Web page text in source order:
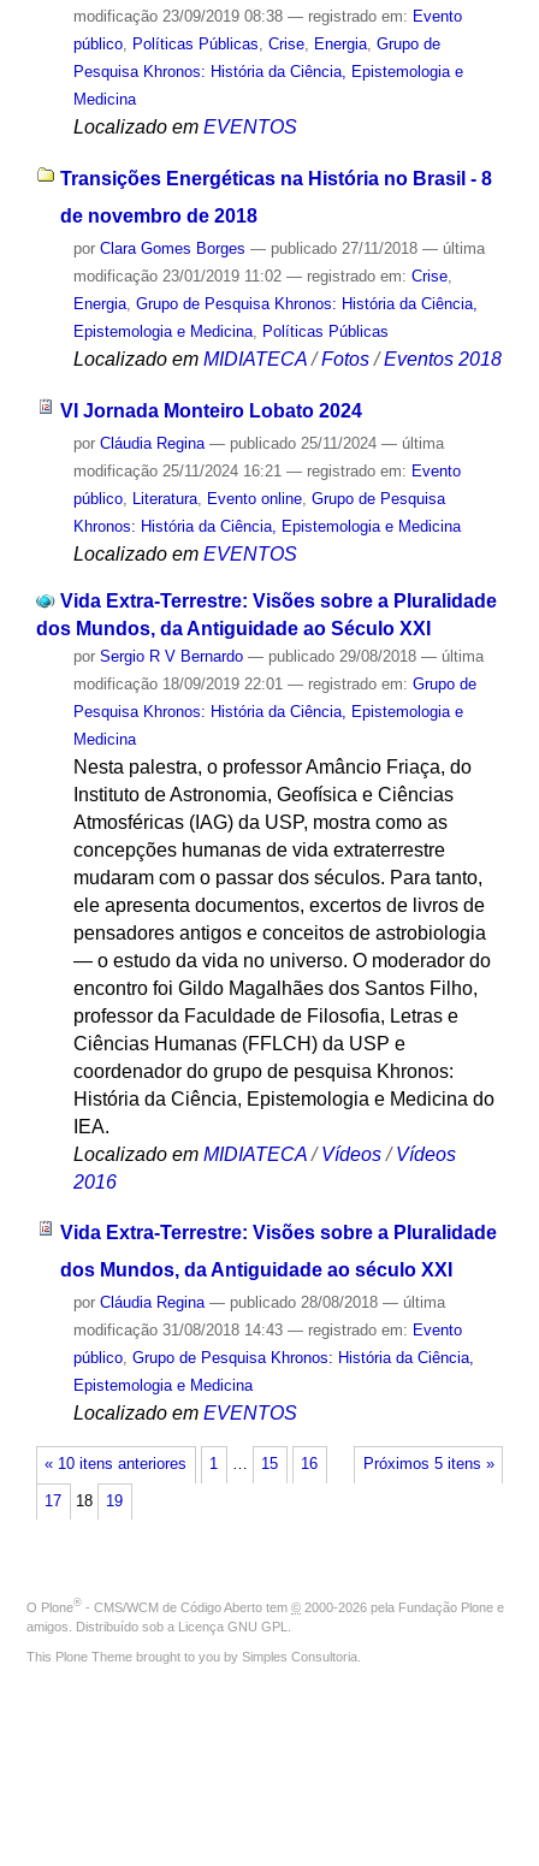
modificação23/09/2019 08:38 — registrado em: Evento
público, Políticas Públicas, Crise, Energia, Grupo de
Pesquisa Khronos: História da Ciência, Epistemologia e
Medicina
Localizado em EVENTOS
Transições Energéticas na História no Brasil - 8
de novembro de 2018
por Clara Gomes Borges — publicado27/11/2018 — última
modificação23/01/2019 11:02 — registrado em: Crise,
Energia, Grupo de Pesquisa Khronos: História da Ciência,
Epistemologia e Medicina, Políticas Públicas
Localizado em MIDIATECA /Fotos /Eventos 2018
VI Jornada Monteiro Lobato 2024
por Cláudia Regina — publicado25/11/2024 — última
modificação25/11/2024 16:21 — registrado em: Evento
público, Literatura, Evento online, Grupo de Pesquisa
Khronos: História da Ciência, Epistemologia e Medicina
Localizado em EVENTOS
Vida Extra-Terrestre: Visões sobre a Pluralidade
dos Mundos, da Antiguidade ao Século XXI
por Sergio R V Bernardo — publicado29/08/2018 — última
modificação18/09/2019 22:01 — registrado em: Grupo de
Pesquisa Khronos: História da Ciência, Epistemologia e
Medicina
Nesta palestra, o professor Amâncio Friaça, do
Instituto de Astronomia, Geofísica e Ciências
Atmosféricas (IAG) da USP, mostra como as
concepções humanas de vida extraterrestre
mudaram com o passar dos séculos. Para tanto,
ele apresenta documentos, excertos de livros de
pensadores antigos e conceitos de astrobiologia
— o estudo da vida no universo. O moderador do
encontro foi Gildo Magalhães dos Santos Filho,
professor da Faculdade de Filosofia, Letras e
Ciências Humanas (FFLCH) da USP e
coordenador do grupo de pesquisa Khronos:
História da Ciência, Epistemologia e Medicina do
IEA.
Localizado em MIDIATECA /Vídeos /Vídeos
2016
Vida Extra-Terrestre: Visões sobre a Pluralidade
dos Mundos, da Antiguidade ao século XXI
por Cláudia Regina — publicado28/08/2018 — última
modificação31/08/2018 14:43 — registrado em: Evento
público, Grupo de Pesquisa Khronos: História da Ciência,
Epistemologia e Medicina
Localizado em EVENTOS
« 10 itens anteriores Próximos 5 itens »
1 … 15 16
17 18 19
O Plone® - CMS/WCM de Código Aberto tem © 2000-2026 pela Fundação Plone e
amigos. Distribuído sob a Licença GNU GPL
This Plone Theme brought to you by Simples Consultoria